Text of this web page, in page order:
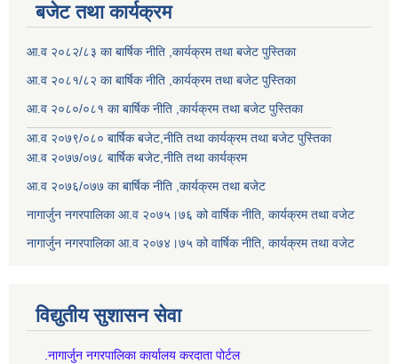
बजेट तथा कार्यक्रम
आ.व २०८२/८३ का बार्षिक नीति ,कार्यक्रम तथा बजेट पुस्तिका
आ.व २०८१/८२ का बार्षिक नीति ,कार्यक्रम तथा बजेट पुस्तिका
आ.व २०८०/०८१ का बार्षिक नीति ,कार्यक्रम तथा बजेट पुस्तिका
आ.व २०७९/०८० बार्षिक बजेट,नीति तथा कार्यक्रम तथा बजेट पुस्तिका
आ.व २०७७/०७८ बार्षिक बजेट,नीति तथा कार्यक्रम
आ.व २०७६/०७७ का बार्षिक नीति ,कार्यक्रम तथा बजेट
नागार्जुन नगरपालिका आ.व २०७५।७६ को वार्षिक नीति, कार्यक्रम तथा वजेट
नागार्जुन नगरपालिका आ.व २०७४।७५ को वार्षिक नीति, कार्यक्रम तथा वजेट
विद्युतीय सुशासन सेवा
.नागार्जुन नगरपालिका कार्यालय करदाता पोर्टल